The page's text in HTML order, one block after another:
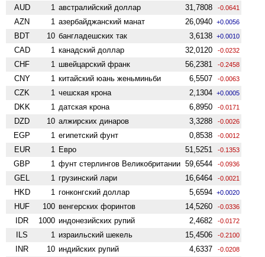
AUD 1 австралийский доллар 31,7808 -0.0641
AZN 1 азербайджанский манат 26,0940 +0.0056
BDT 10 бангладешских так 3,6138 +0.0010
CAD 1 канадский доллар 32,0120 -0.0232
CHF 1 швейцарский франк 56,2381 -0.2458
CNY 1 китайский юань женьминьби 6,5507 -0.0063
CZK 1 чешская крона 2,1304 +0.0005
DKK 1 датская крона 6,8950 -0.0171
DZD 10 алжирских динаров 3,3288 -0.0026
EGP 1 египетский фунт 0,8538 -0.0012
EUR 1 Евро 51,5251 -0.1353
GBP 1 фунт стерлингов Велико­британии 59,6544 -0.0936
GEL 1 грузинский лари 16,6464 -0.0021
HKD 1 гонконгский доллар 5,6594 +0.0020
HUF 100 венгерских форинтов 14,5260 -0.0336
IDR 1000 индонезийских рупий 2,4682 -0.0172
ILS 1 израильский шекель 15,4506 -0.2100
INR 10 индийских рупий 4,6337 -0.0208